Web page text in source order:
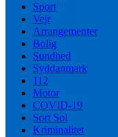
Sport
Vejr
Arrangementer
Bolig
Sundhed
Syddanmark
112
Motor
COVID-19
Sort Sol
Kriminalitet